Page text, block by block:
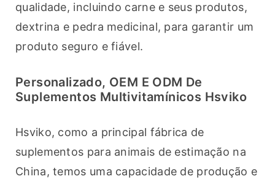
qualidade, incluindo carne e seus produtos,
dextrina e pedra medicinal, para garantir um
produto seguro e fiável.
Personalizado, OEM E ODM De
Suplementos Multivitamínicos Hsviko
Hsviko, como a principal fábrica de
suplementos para animais de estimação na
China, temos uma capacidade de produção e